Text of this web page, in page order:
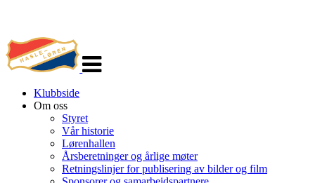
navigasjon
Klubbside
Om oss
Styret
Vår historie
Lørenhallen
Årsberetninger og årlige møter
Retningslinjer for publisering av bilder og film